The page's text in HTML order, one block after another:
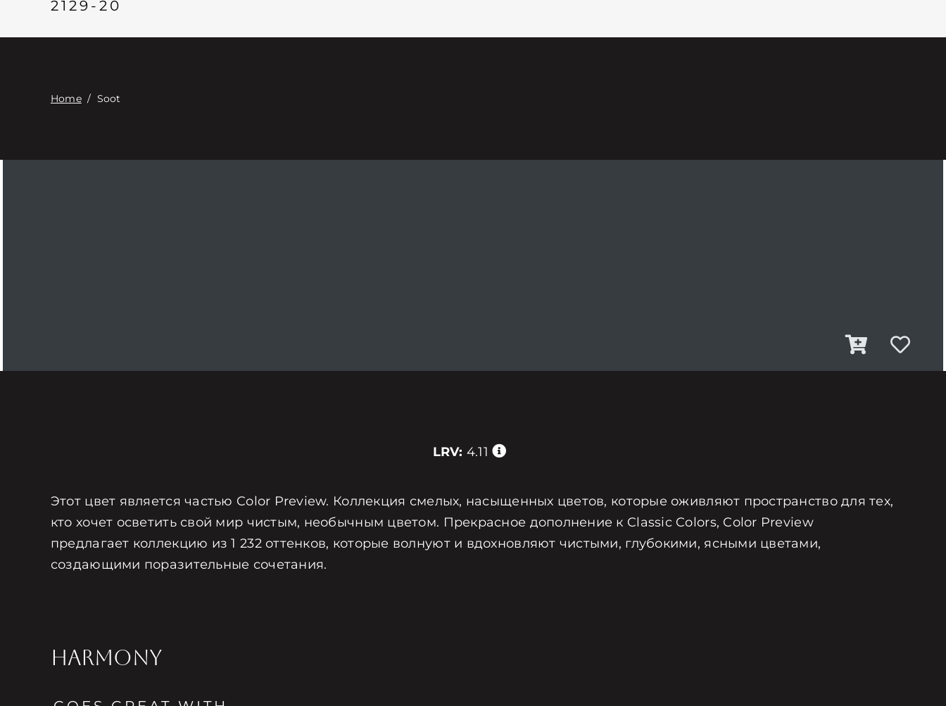
2129-20
Home/ Soot
LRV: 4.11
Этот цвет является частью Color Preview. Коллекция смелых, насыщенных цветов, которые оживляют пространство для тех,
кто хочет осветить свой мир чистым, необычным цветом. Прекрасное дополнение к Classic Colors, Color Preview
предлагает коллекцию из 1 232 оттенков, которые волнуют и вдохновляют чистыми, глубокими, ясными цветами,
создающими поразительные сочетания.
HARMONY